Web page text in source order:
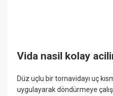
Vida nasil kolay
Düz uçlu bir tornavidayı uç
uygulayarak döndürmeye